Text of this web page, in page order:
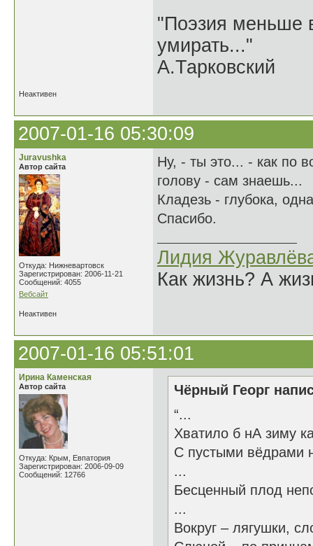
"Поэзия меньше
умирать..."
А.Тарковский
Неактивен
2007-01-16 05:30:09
Juravushka
Автор сайта
Откуда: Нижневартовск
Зарегистрирован: 2006-11-21
Сообщений: 4055
Вебсайт
Ну, - ты это... - как по
голову - сам знаешь...
Кладезь - глубока,
Спасибо.
Лидия
Как жизнь? А
Неактивен
2007-01-16 05:51:01
Ирина Каменская
Автор сайта
Откуда: Крым, Евпатория
Зарегистрирован: 2006-09-09
Сообщений: 12766
Чёрный Георг
“...
Хватило б нА зиму
С пустыми вёдрами
...
Бесценный плод
...
Вокруг – лягушки,